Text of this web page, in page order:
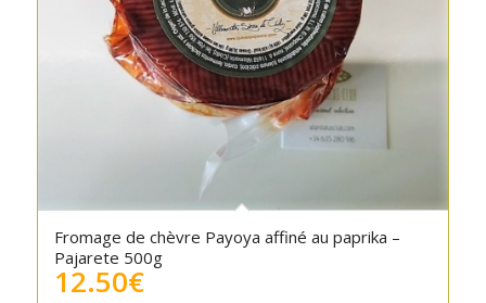
Fromage de chèvre Payoya affiné au paprika –
Pajarete 500g
12.50€